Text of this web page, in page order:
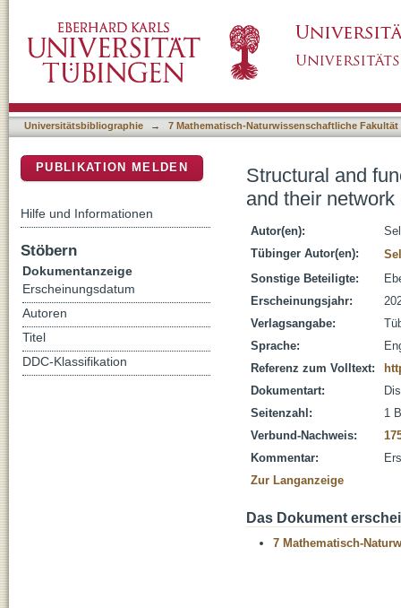
interactions
Universitätsbibliographie → 7 Mathematisch-Naturwissenschaftliche Fakultät
Structural and
and their
Autor(en):
Tübinger Autor(en):
Sonstige Beteiligte:
Erscheinungsjahr:
Verlagsangabe:
Sprache:
Referenz zum Volltext:
Dokumentart:
Seitenzahl:
1
Verbund-Nachweis:
Kommentar:
Zur Langanzeige
Das Dokument
7 Mathematisch-
PUBLIKATION MELDEN
Hilfe und Informationen
Stöbern
Dokumentanzeige
Erscheinungsdatum
Autoren
Titel
DDC-Klassifikation